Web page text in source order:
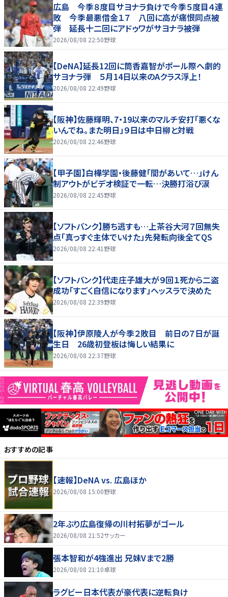
広島 今季８度目サヨナラ負けで今季５度目４連
敗 今季最悪借金１７ 八回に高が痛恨同点被
弾 延長十二回にアドゥワがサヨナラ被弾
2026/08/08 22:50野球
【DeNA】延長12回に筒香嘉智がポール際へ劇的
サヨナラ弾 ５月14日以来のAクラス浮上！
2026/08/08 22:49野球
【阪神】佐藤輝明、7・19以来のマルチ安打「悪くな
いんでね。また明日」９日は中日柳と対戦
2026/08/08 22:46野球
【甲子園】白樺学園・後藤健「間があいて…」けん
制アウトがビデオ検証で一転…決勝打浴び涙
2026/08/08 22:45野球
【ソフトバンク】勝ち逃すも…上茶谷大河７回無失
点「真っすぐ主体でいけた」先発転向後全てQS
2026/08/08 22:41 野球
【ソフトバンク】代走庄子雄大が９回１死から二盗
成功「すごく自信になります」ヘッスラで決めた
2026/08/08 22:39野球
【阪神】伊原陵人が今季２敗目 前日の７日が誕
生日 26歳初登板は悔しい結果に
2026/08/08 22:37野球
おすすめの記事
【速報】DeNA vs. 広島ほか
2026/08/08 15:00野球
2年ぶり広島復帰の川村拓夢がゴール
2026/08/08 21:52サッカー
張本智和が4強進出 兄妹Vまで2勝
2026/08/08 21:10卓球
ラグビー日本代表が豪代表に逆転負け